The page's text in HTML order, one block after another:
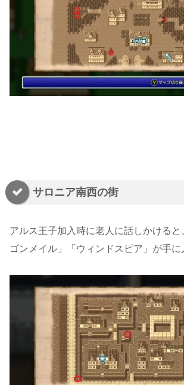
サロニア南西の街
アルス王子加入時に老人に話しかけると
ゴンメイル」「ウィンドスピア」が手に